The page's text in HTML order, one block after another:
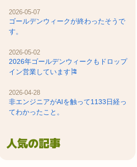
2026-05-07
ゴールデンウィークが終わったそうで
す。
2026-05-02
2026年ゴールデンウィークもドロップ
イン営業しています🎏
2026-04-28
非エンジニアがAIを触って1133日経っ
てわかったこと。
人気の記事